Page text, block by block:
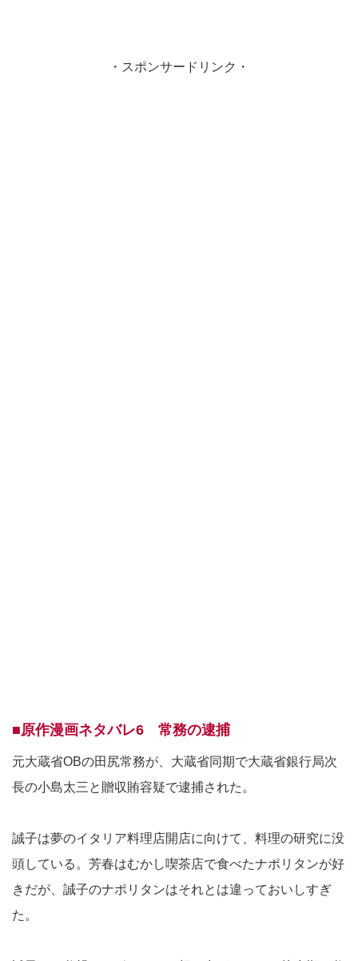
・スポンサードリンク・
■原作漫画ネタバレ6 常務の逮捕
元大蔵省OBの田尻常務が、大蔵省同期で大蔵省銀行局次
長の小島太三と贈収賄容疑で逮捕された。
誠子は夢のイタリア料理店開店に向けて、料理の研究に没
頭している。芳春はむかし喫茶店で食べたナポリタンが好
きだが、誠子のナポリタンはそれとは違っておいしすぎ
た。